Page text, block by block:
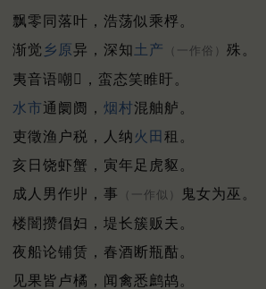
飘零同落叶，浩荡似乘桴。
渐觉 乡原异，深知 土产 （一作俗） 殊。
夷音语嘲𠹗，蛮态笑睢盱。
水市通阛阓， 烟村混舳舻。
吏徵渔户税，人纳 火田 租。
亥日饶虾蟹，寅年足虎䝙。
成人男作丱，事
（一作似）
鬼女为巫。
楼闇攒倡妇，堤长簇贩夫。
夜船论铺赁，春酒断瓶酤。
见果皆卢橘，闻禽悉鹧鸪。